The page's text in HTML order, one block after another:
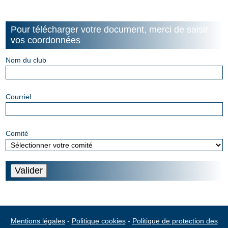
Pour télécharger votre document, merci de saisir
vos coordonnées
Nom du club
Courriel
Comité
Mentions légales- Politique cookies- Politique de protection des